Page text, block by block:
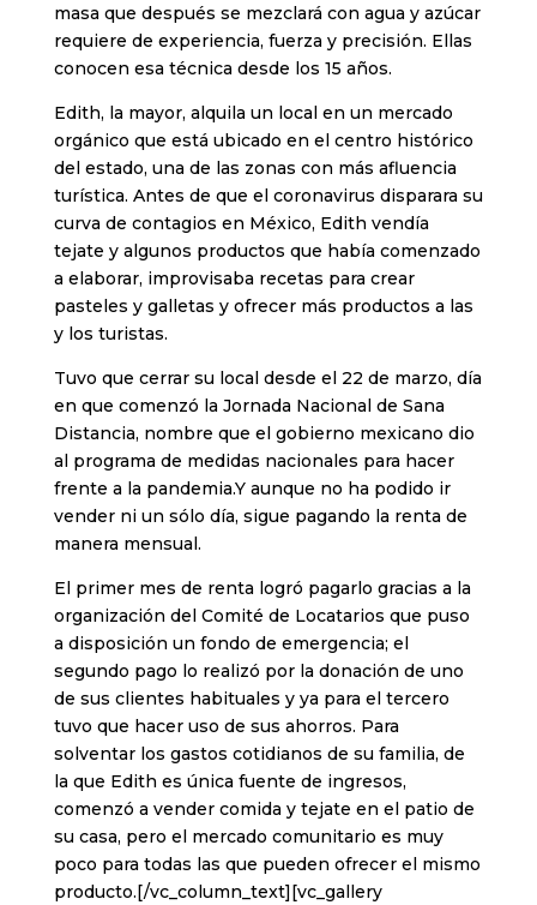
masa que después se mezclará con agua y azúcar
requiere de experiencia, fuerza y precisión. Ellas
conocen esa técnica desde los 15 años.
Edith, la mayor, alquila un local en un mercado
orgánico que está ubicado en el centro histórico
del estado, una de las zonas con más afluencia
turística. Antes de que el coronavirus disparara su
curva de contagios en México, Edith vendía
tejate y algunos productos que había comenzado
a elaborar, improvisaba recetas para crear
pasteles y galletas y ofrecer más productos a las
y los turistas.
Tuvo que cerrar su local desde el 22 de marzo, día
en que comenzó la Jornada Nacional de Sana
Distancia, nombre que el gobierno mexicano dio
al programa de medidas nacionales para hacer
frente a la pandemia.Y aunque no ha podido ir
vender ni un sólo día, sigue pagando la renta de
manera mensual.
El primer mes de renta logró pagarlo gracias a la
organización del Comité de Locatarios que puso
a disposición un fondo de emergencia; el
segundo pago lo realizó por la donación de uno
de sus clientes habituales y ya para el tercero
tuvo que hacer uso de sus ahorros. Para
solventar los gastos cotidianos de su familia, de
la que Edith es única fuente de ingresos,
comenzó a vender comida y tejate en el patio de
su casa, pero el mercado comunitario es muy
poco para todas las que pueden ofrecer el mismo
producto.[/vc_column_text][vc_gallery